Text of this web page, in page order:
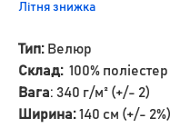
Літня знижка
Тип: Велюр
Склад: 100% поліестер
Вага: 340 г/м² (+/- 2)
Ширина:140 см (+/- 2%)